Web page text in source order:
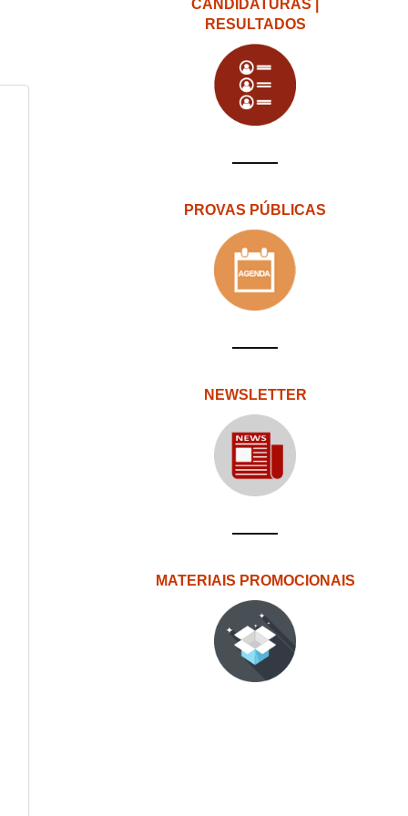
CANDIDATURAS |
RESULTADOS
PROVAS PÚBLICAS
NEWSLETTER
MATERIAIS PROMOCIONAIS